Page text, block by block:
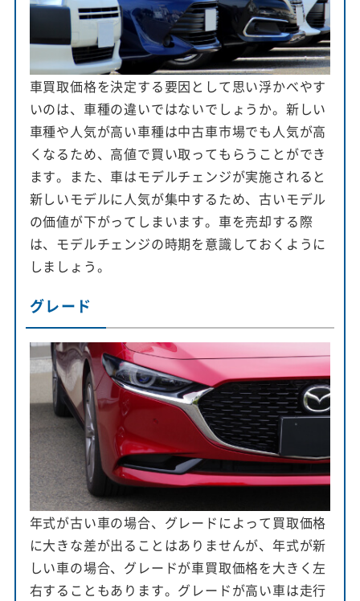
車買取価格を決定する要因として思い浮かべやす
いのは、車種の違いではないでしょうか。新しい
車種や人気が高い車種は中古車市場でも人気が高
くなるため、高値で買い取ってもらうことができ
ます。また、車はモデルチェンジが実施されると
新しいモデルに人気が集中するため、古いモデル
の価値が下がってしまいます。車を売却する際
は、モデルチェンジの時期を意識しておくように
しましょう。
グレード
年式が古い車の場合、グレードによって買取価格
に大きな差が出ることはありませんが、年式が新
しい車の場合、グレードが車買取価格を大きく左
右することもあります。グレードが高い車は走行